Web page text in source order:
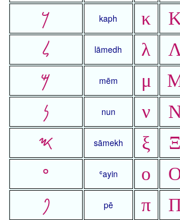
𐤊
kaph κ
𐤋
lāmedh λ Λ
𐤌
mēm μ
𐤍
nun ν
𐤎
sāmekh ξ
Ξ
𐤏
ʿayin ο
𐤐
pē π